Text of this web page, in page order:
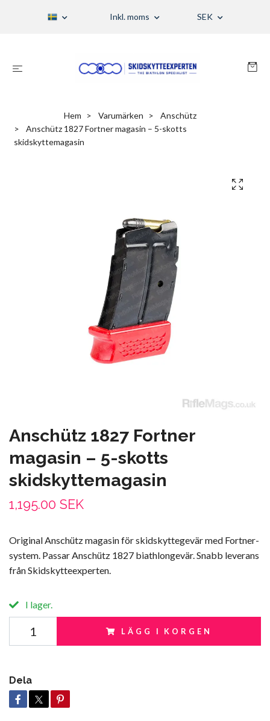
Inkl. moms SEK
Hem Varumärken
Anschütz
Anschütz 1827 Fortner magasin – 5-skotts
skidskyttemagasin
Anschütz 1827 Fortner
magasin – 5-skotts
skidskyttemagasin
1,195.00 SEK
Original Anschütz magasin för skidskyttegevär med Fortner-
system. Passar Anschütz 1827 biathlongevär. Snabb leverans
från Skidskytteexperten.
I lager.
LÄGG I KORGEN
Dela